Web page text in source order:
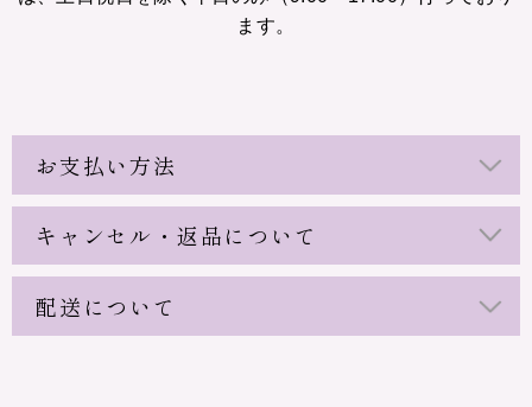
ます。
お支払い方法
キャンセル・返品について
配送について